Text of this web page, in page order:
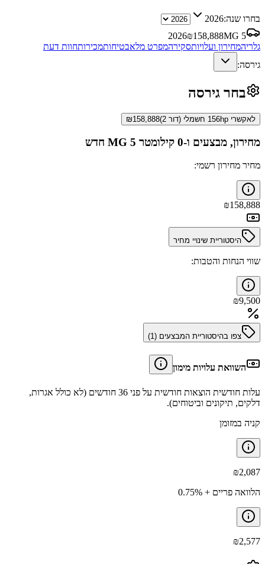
בחרו שנה:2026
MG 5
2026₪158,888
גלריהמחירון ועלויותסקירהמפרט מלאבטיחותמכירותחוות דעת
גירסה:
בחר גירסה
לאקשרי 156hp חשמלי (דור 2) ₪158,888
מחירון, מבצעים ו-0 קילומטר MG 5 חדש
מחיר מחירון רשמי:
₪158,888
היסטוריית שינויי מחיר
שווי הנחות והטבות:
₪9,500
צפו בהיסטוריית המבצעים (1
)
השוואת עלויות מימון
עלות חודשית הוצאות חודשית על פני 36 חודשים (לא כולל אגרות,
דלקים, תיקונים וביטוחים).
קניה במזומן
₪2,087
הלוואה פריים + 0.75%
₪2,577